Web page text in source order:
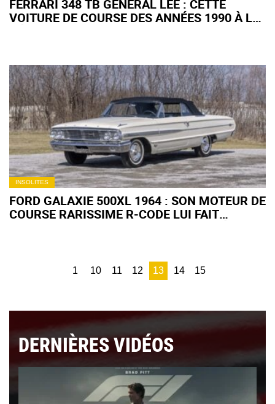
FERRARI 348 TB GENERAL LEE : CETTE
VOITURE DE COURSE DES ANNÉES 1990 À LA
INSOLITES
FORD GALAXIE 500XL 1964 : SON MOTEUR DE
COURSE RARISSIME R-CODE LUI FAIT
1 10 11 12 13 14 15
DERNIÈRES VIDÉOS